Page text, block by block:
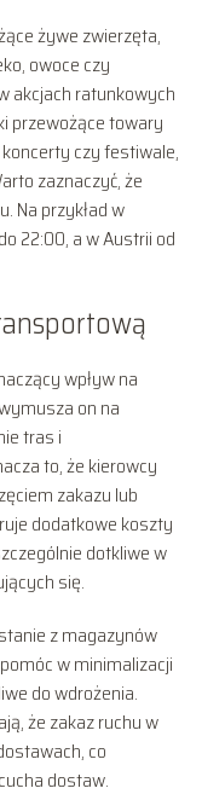
żywe zwierzęta,
owoce czy
akcjach ratunkowych
przewożące towary
czy festiwale,
zaznaczyć, że
Na przykład w
22:00, a w Austrii od
wpływ na
on na
tras i
to, że kierowcy
zakazu lub
dodatkowe koszty
dotkliwe w
się.
z magazynów
w minimalizacji
do wdrożenia.
że zakaz ruchu w
co
dostaw.